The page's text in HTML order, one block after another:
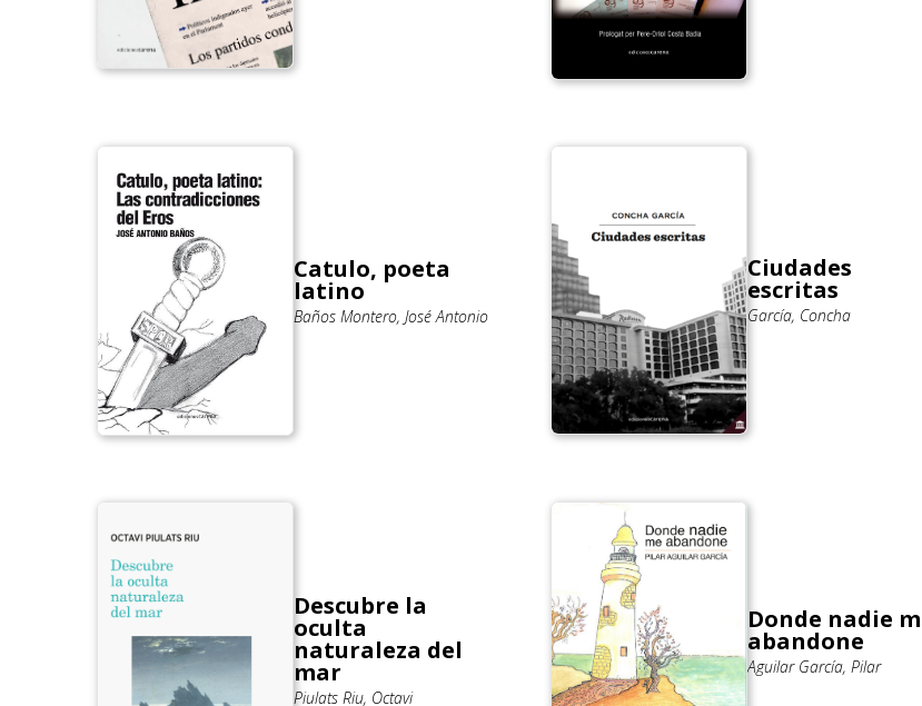
Catulo, poeta
latino
Baños Montero, José Antonio
Ciudades
escritas
García, Concha
Descubre la
oculta
naturaleza del
mar
Piulats Riu, Octavi
Donde nadie
abandone
Aguilar García, Pilar